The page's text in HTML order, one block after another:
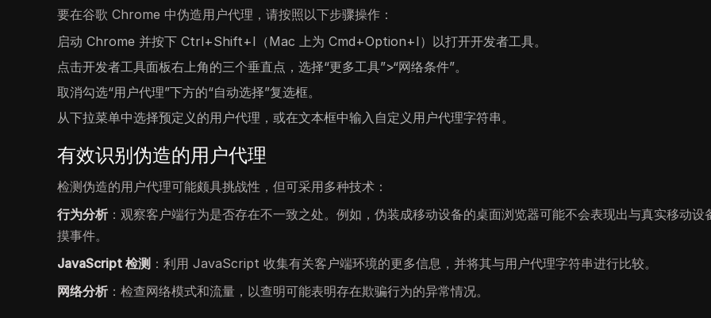
要在谷歌 Chrome 中伪造用户代理，请按照以下步骤操作：
启动 Chrome 并按下 Ctrl+Shift+I（Mac 上为 Cmd+Option+I）以打开开发者工具。
点击开发者工具面板右上角的三个垂直点，选择“更多工具”>“网络条件”。
取消勾选“用户代理”下方的“自动选择”复选框。
从下拉菜单中选择预定义的用户代理，或在文本框中输入自定义用户代理字符串。
有效识别伪造的用户代理
检测伪造的用户代理可能颇具挑战性，但可采用多种技术：
行为分析：观察客户端行为是否存在不一致之处。例如，伪装成移动设备的桌面浏览器可能不会表现出与真实移动设
摸事件。
JavaScript 检测 ：利用 JavaScript 收集有关客户端环境的更多信息，并将其与用户代理字符串进行比较。
网络分析：检查网络模式和流量，以查明可能表明存在欺骗行为的异常情况。